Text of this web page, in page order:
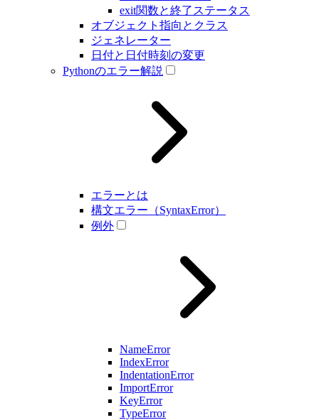
exit関数と終了ステータス
オブジェクト指向とクラス
ジェネレーター
日付と日付時刻の変更
Pythonのエラー解説
エラーとは
構文エラー（SyntaxError）
例外
NameError
IndexError
IndentationError
ImportError
KeyError
TypeError